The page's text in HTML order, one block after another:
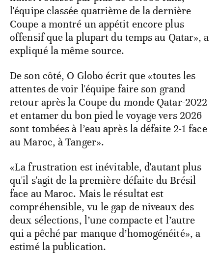
l'équipe classée quatrième de la dernière
Coupe a montré un appétit encore plus
offensif que la plupart du temps au Qatar», a
expliqué la même source.
De son côté, O Globo écrit que «toutes les
attentes de voir l'équipe faire son grand
retour après la Coupe du monde Qatar-2022
et entamer du bon pied le voyage vers 2026
sont tombées à l’eau après la défaite 2-1 face
au Maroc, à Tanger».
«La frustration est inévitable, d'autant plus
qu'il s'agit de la première défaite du Brésil
face au Maroc. Mais le résultat est
compréhensible, vu le gap de niveaux des
deux sélections, l’une compacte et l’autre
qui a pêché par manque d’homogénéité», a
estimé la publication.